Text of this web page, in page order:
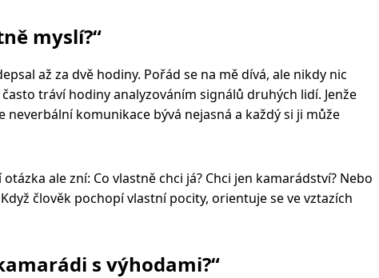
myslí?“
až za dvě hodiny. Pořád se na mě dívá, ale nikdy nic
tráví hodiny analyzováním signálů druhých lidí. Jenže
neverbální komunikace bývá nejasná a každý si ji může
ale zní: Co vlastně chci já? Chci jen kamarádství? Nebo
člověk pochopí vlastní pocity, orientuje se ve vztazích
s výhodami?“